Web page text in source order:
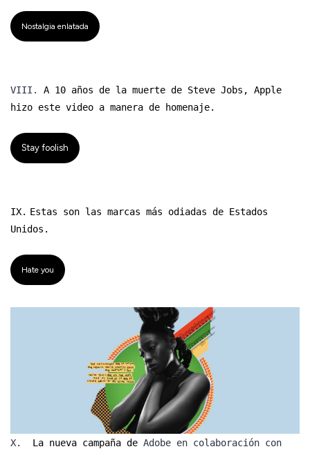
Nostalgia enlatada
VIII. A 10 años de la muerte de Steve Jobs, Apple
hizo este video a manera de homenaje.
Stay foolish
IX. Estas son las marcas más odiadas de Estados
Unidos.
Hate you
X. La nueva campaña de Adobe en colaboración con